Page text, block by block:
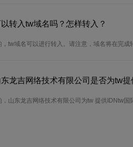
转入tw域名吗？怎样转入？
，tw域名可以进行转入。请注意，域名将在完成
龙吉网络技术有限公司是否为tw提
，山东龙吉网络技术有限公司为tw 提供IDNtw国